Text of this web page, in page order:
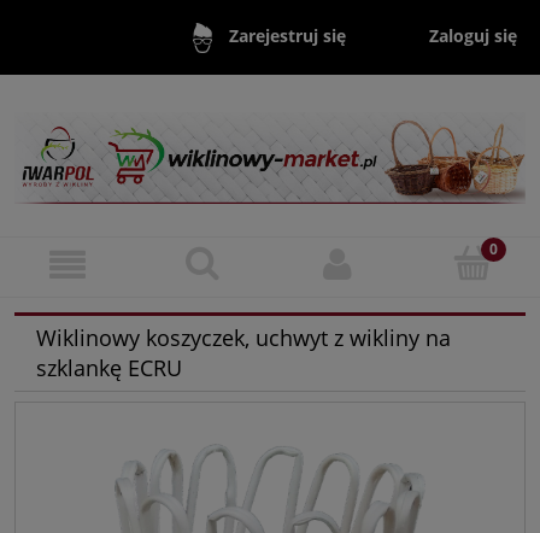
Zarejestruj się Zaloguj się
Wiklinowy koszyczek, uchwyt z wikliny na
szklankę ECRU